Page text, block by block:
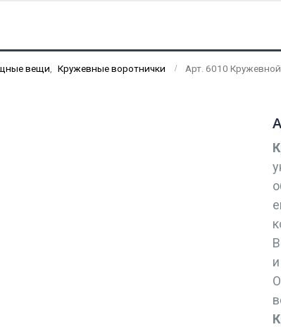
вещи Кружевные воротнички Арт. 6010